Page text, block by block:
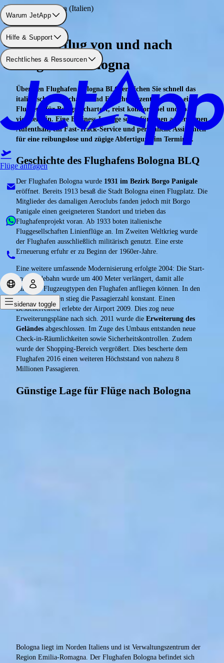
Warum JetApp
Hilfe & Support
Rechtliches & Ressourcen
Flüge anfragen
sidenav toggle
Flughafen: Bologna (Italien)
Charterflug von und nach
Flughafen Bologna
Über den Flughafen Bologna BLQ erreichen Sie schnell das
italienische Wirtschafts- und Forschungszentrum. Wer ein
Flugzeug für Bologna chartert, reist komfortabel und spart
viel Zeit ein. Eine Business-Lounge sorgt für einen angenehmen
Aufenthalt, ein Fast-Track-Service und persönliche Assistenten
für eine reibungslose und zügige Abfertigung im Terminal.
Geschichte des Flughafens Bologna BLQ
Der Flughafen Bologna wurde 1931 im Bezirk Borgo Panigale
eröffnet. Bereits 1913 besaß die Stadt Bologna einen Flugplatz. Die
Mitglieder des damaligen Aeroclubs fanden jedoch mit Borgo
Panigale einen geeigneteren Standort und trieben das
Flughafenprojekt voran. Ab 1933 boten italienische
Fluggesellschaften Linienflüge an. Im Zweiten Weltkrieg wurde
der Flughafen ausschließlich militärisch genutzt. Eine erste
Erneuerung erfuhr er zu Beginn der 1960er-Jahre.
Eine weitere umfassende Modernisierung erfolgte 2004: Die Start-
und Landebahn wurde um 400 Meter verlängert, damit alle
gängigen Flugzeugtypen den Flughafen anfliegen können. In den
folgenden Jahren stieg die Passagierzahl konstant. Einen
Besucherrekord erlebte der Airport 2009. Dies zog neue
Erweiterungspläne nach sich. 2011 wurde die Erweiterung des
Geländes abgeschlossen. Im Zuge des Umbaus entstanden neue
Check-in-Räumlichkeiten sowie Sicherheitskontrollen. Zudem
wurde der Shopping-Bereich vergrößert. Dies bescherte dem
Flughafen 2016 einen weiteren Höchststand von nahezu 8
Millionen Passagieren.
Günstige Lage für Flüge nach Bologna
Bologna liegt im Norden Italiens und ist Verwaltungszentrum der
Region Emilia-Romagna. Der Flughafen Bologna befindet sich